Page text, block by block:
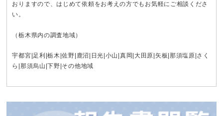
おりますので、はじめて依頼をお考えの方でもお気軽にご相談くださ
い。
（栃木県内の調査地域）
宇都宮 足利 |栃木 |佐野 鹿沼 日光 小山 真岡 大田原 矢板 那須塩原 さく
ら 那須烏山 |下野 |その他地域